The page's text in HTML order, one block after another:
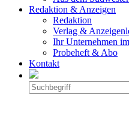
Redaktion & Anzeigen
Redaktion
Verlag &
Ihr Unternehmen
Probeheft & Abo
Kontakt